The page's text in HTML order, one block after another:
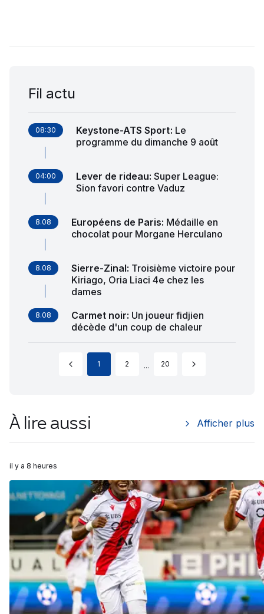
Fil actu
08:30 Keystone-ATS Sport: Le
programme du dimanche 9 août
04:00 Lever de rideau: Super League:
Sion favori contre Vaduz
8.08 Européens de Paris: Médaille en
chocolat pour Morgane Herculano
8.08 Sierre-Zinal: Troisième victoire pour
Kiriago, Oria Liaci 4e chez les
dames
8.08 Carmet noir: Un joueur fidjien
décède d'un coup de chaleur
1 2 ... 20
À lire aussi Afficher plus
il y a 8 heures